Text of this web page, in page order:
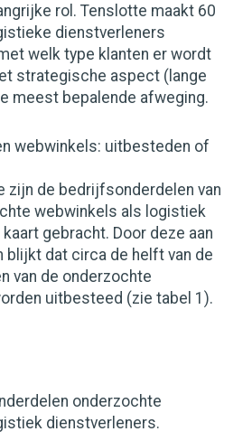
rol. Tenslotte maakt 60
dienstverleners
welk type klanten er wordt
strategische aspect (lange
meest bepalende afweging.
webwinkels: uitbesteden of
zijn de bedrijfsonderdelen van
webwinkels als logistiek
gebracht. Door deze aan
blijkt dat circa de helft van de
van de onderzochte
uitbesteed (zie tabel 1).
onderzochte
dienstverleners.